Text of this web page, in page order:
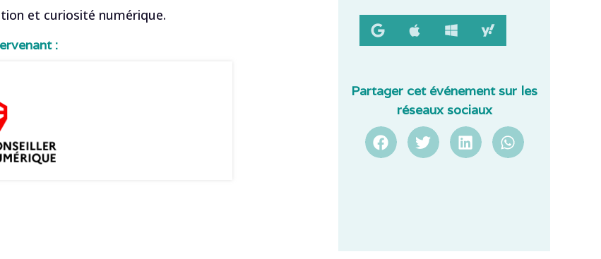
et curiosité numérique.
:
Partager cet événement sur les
réseaux sociaux